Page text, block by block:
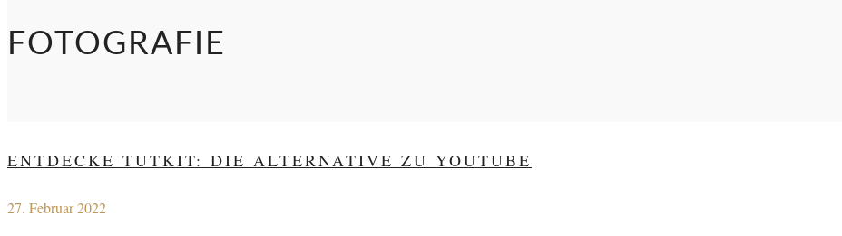
FOTOGRAFIE
ENTDECKE TUTKIT: DIE ALTERNATIVE ZU YOUTUBE
27. Februar 2022